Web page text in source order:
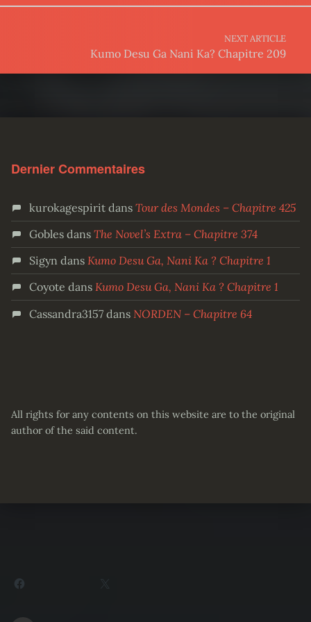
NEXT ARTICLE
Kumo Desu Ga Nani Ka? Chapitre 209
Dernier Commentaires
kurokagespiritdans Tour des Mondes – Chapitre 425
Goblesdans The Novel’s Extra – Chapitre 374
Sigyn dans Kumo Desu Ga, Nani Ka ? Chapitre 1
Coyote dans Kumo Desu Ga, Nani Ka ? Chapitre 1
Cassandra3157dans NORDEN – Chapitre 64
All rights for any contents on this website are to the original
author of the said content.